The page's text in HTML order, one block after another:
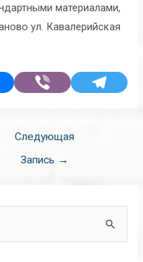
материалами,
ул. Кавалерийская
Следующая
Запись →